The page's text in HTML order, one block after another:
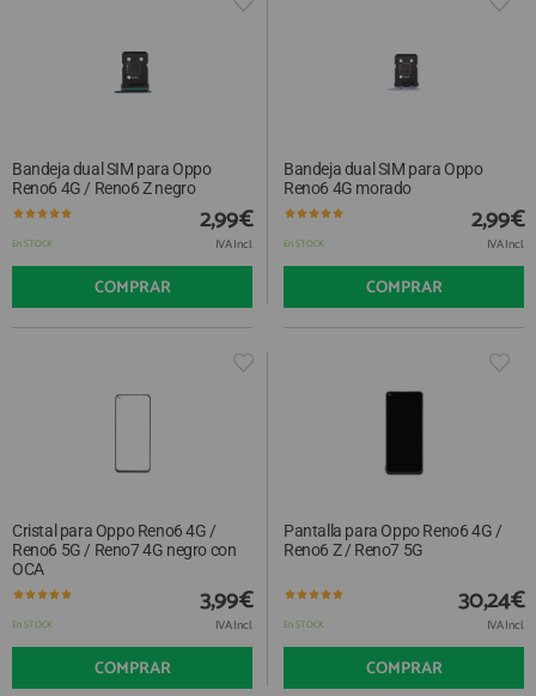
Bandeja dual SIM para Oppo
Reno6 4G / Reno6 Z negro
En STOCK
2,99€
IVA Incl.
COMPRAR
Bandeja dual SIM para Oppo
Reno6 4G morado
En STOCK
2,99€
IVA Incl.
COMPRAR
Cristal para Oppo Reno6 4G /
Reno6 5G / Reno7 4G negro con
OCA
En STOCK
3,99€
IVA Incl.
COMPRAR
Pantalla para Oppo Reno6 4G /
Reno6 Z / Reno7 5G
En STOCK
30,24€
IVA Incl.
COMPRAR